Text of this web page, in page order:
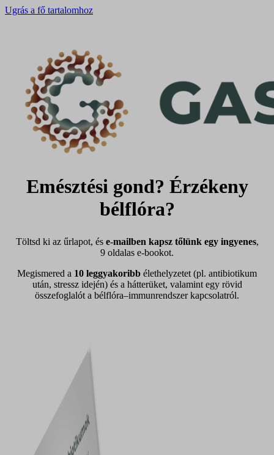
Ugrás a fő tartalomhoz
Emésztési gond? Érzékeny
bélflóra?
Töltsd ki az űrlapot, és e-mailben kapsz tőlünk egy ingyenes,
9 oldalas e-bookot.
Megismered a 10 leggyakoribb élethelyzetet (pl. antibiotikum
után, stressz idején) és a hátterüket, valamint egy rövid
összefoglalót a bélflóra–immunrendszer kapcsolatról.